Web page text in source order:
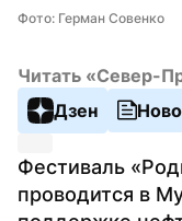
Фото: Герман Совенко
Читать «Север-
Дзен
Фестиваль
проводится в